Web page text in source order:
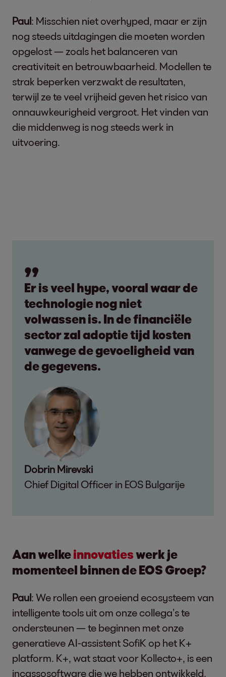
Paul: Misschien niet overhyped, maar er zijn
nog steeds uitdagingen die moeten worden
opgelost — zoals het balanceren van
creativiteit en betrouwbaarheid. Modellen te
strak beperken verzwakt de resultaten,
terwijl ze te veel vrijheid geven het risico van
onnauwkeurigheid vergroot. Het vinden van
die middenweg is nog steeds werk in
uitvoering.
Er is veel hype, vooral waar de
technologie nog niet
volwassen is. In de financiële
sector zal adoptie tijd kosten
vanwege de gevoeligheid van
de gegevens.
Dobrin Mirevski
Chief Digital Officer in EOS Bulgarije
Aan welkeinnovatieswerk je
momenteel binnen de EOS Groep?
Paul: We rollen een groeiend ecosysteem van
intelligente tools uit om onze collega’s te
ondersteunen — te beginnen met onze
generatieve AI-assistent SofiK op het K+
platform. K+, wat staat voor Kollecto+, is een
incassosoftware die we hebben ontwikkeld.